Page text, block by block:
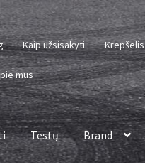
Kaip užsisakyti Krepšelis
mus
Testų Brand